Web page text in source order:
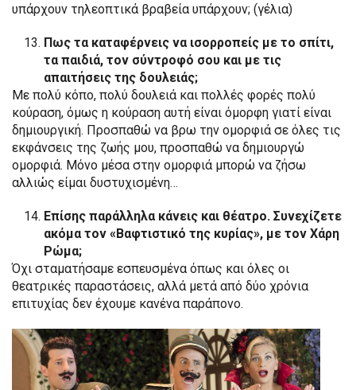
υπάρχουν τηλεοπτικά βραβεία υπάρχουν; (γέλια)
Πως τα καταφέρνεις να ισορροπείς με το σπίτι,
τα παιδιά, τον σύντροφό σου και με τις
απαιτήσεις της δουλειάς;
Με πολύ κόπο, πολύ δουλειά και πολλές φορές πολύ
κούραση, όμως η κούραση αυτή είναι όμορφη γιατί είναι
δημιουργική. Προσπαθώ να βρω την ομορφιά σε όλες τις
εκφάνσεις της ζωής μου, προσπαθώ να δημιουργώ
ομορφιά. Μόνο μέσα στην ομορφιά μπορώ να ζήσω
αλλιώς είμαι δυστυχισμένη…
Επίσης παράλληλα κάνεις και θέατρο. Συνεχίζετε
ακόμα τον «Βαφτιστικό της κυρίας», με τον Χάρη
Ρώμα;
Όχι σταματήσαμε εσπευσμένα όπως και όλες οι
θεατρικές παραστάσεις, αλλά μετά από δύο χρόνια
επιτυχίας δεν έχουμε κανένα παράπονο.